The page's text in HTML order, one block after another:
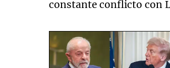
constante conflicto con